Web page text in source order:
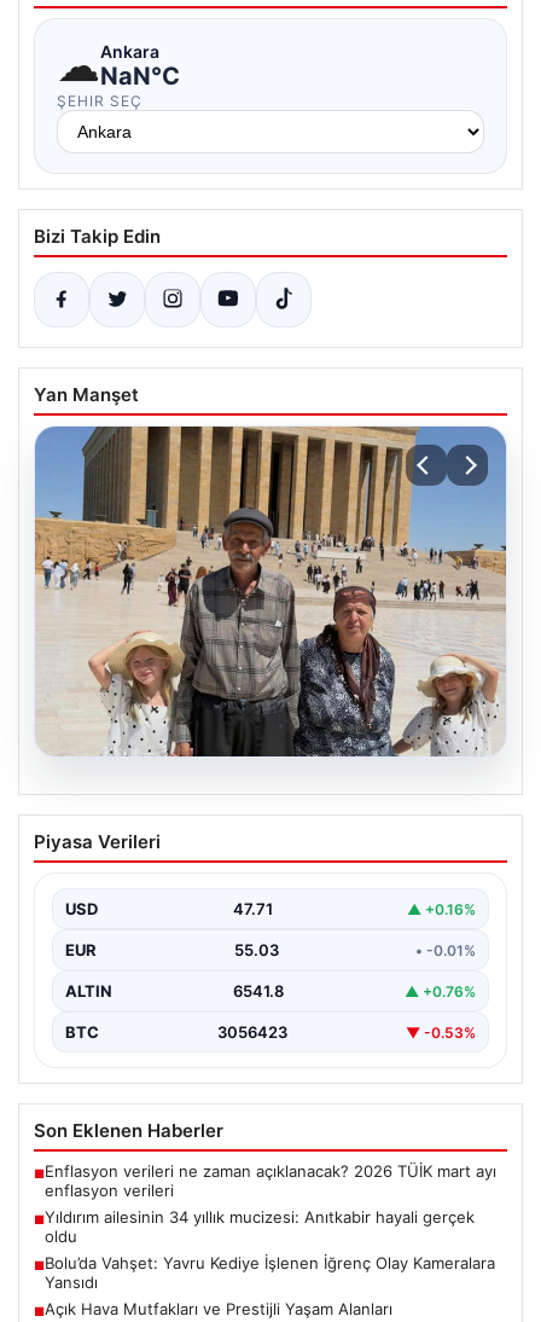
☁Ankara
NaN°C
ŞEHIR SEÇ
Bizi Takip Edin
Yan Manşet
05.08.2026
Yıldırım ailesinin 34 yıllık mucizesi:
Anıtkabir hayali gerçek oldu
Zeynep Yıldırım (59), tam 34 yıl boyunca…
Piyasa Verileri
USD 47.71 ▲ +0.16%
EUR 55.03 • -0.01%
ALTIN 6541.8 ▲ +0.76%
BTC 3056423 ▼ -0.53%
Son Eklenen Haberler
■Enflasyon verileri ne zaman açıklanacak? 2026 TÜİK mart ayı
enflasyon verileri
■Yıldırım ailesinin 34 yıllık mucizesi: Anıtkabir hayali gerçek
oldu
■Bolu’da Vahşet: Yavru Kediye İşlenen İğrenç Olay Kameralara
Yansıdı
■Açık Hava Mutfakları ve Prestijli Yaşam Alanları